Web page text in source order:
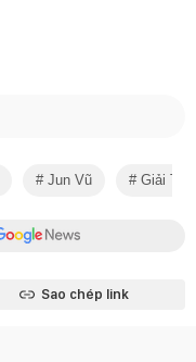
Jun Vũ Giải Trí
Sao chép link